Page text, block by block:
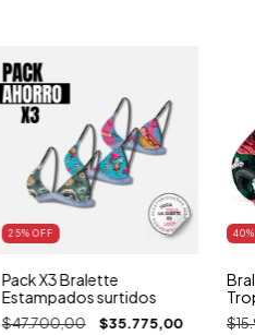
25% OFF
Pack X3 Bralette
Estampados surtidos
$47.700,00 $35.775,00
40